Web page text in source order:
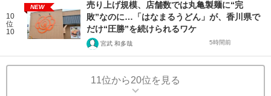
10
位
10
NEW
売り上げ規模、店舗数では丸亀製麺に“完
敗”なのに…「はなまるうどん」が、香川県で
だけ“圧勝”を続けられるワケ
宮武 和多哉 5時間前
11位から20位を見る